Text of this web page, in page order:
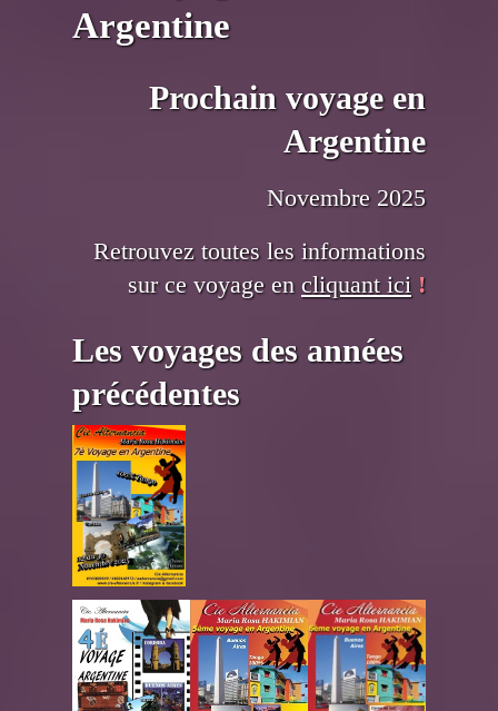
Argentine
Prochain voyage en
Argentine
Novembre 2025
Retrouvez toutes les informations
sur ce voyage en cliquant ici !
Les voyages des années
précédentes